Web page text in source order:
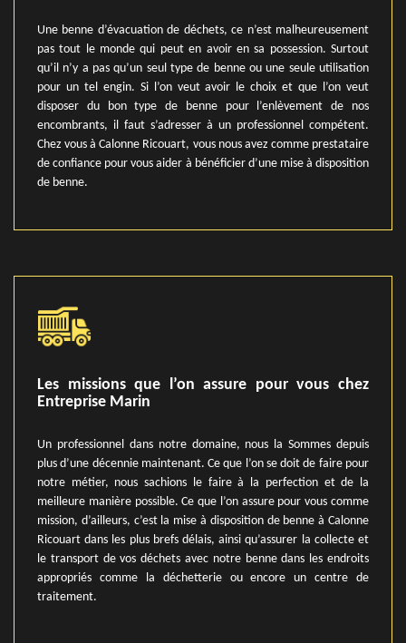
Une benne d’évacuation de déchets, ce n’est malheureusement
pas tout le monde qui peut en avoir en sa possession. Surtout
qu’il n’y a pas qu’un seul type de benne ou une seule utilisation
pour un tel engin. Si l’on veut avoir le choix et que l’on veut
disposer du bon type de benne pour l’enlèvement de nos
encombrants, il faut s’adresser à un professionnel compétent.
Chez vous à Calonne Ricouart, vous nous avez comme prestataire
de confiance pour vous aider à bénéficier d’une mise à disposition
de benne.
Les missions que l’on assure pour vous chez
Entreprise Marin
Un professionnel dans notre domaine, nous la Sommes depuis
plus d’une décennie maintenant. Ce que l’on se doit de faire pour
notre métier, nous sachions le faire à la perfection et de la
meilleure manière possible. Ce que l’on assure pour vous comme
mission, d’ailleurs, c’est la mise à disposition de benne à Calonne
Ricouart dans les plus brefs délais, ainsi qu’assurer la collecte et
le transport de vos déchets avec notre benne dans les endroits
appropriés comme la déchetterie ou encore un centre de
traitement.